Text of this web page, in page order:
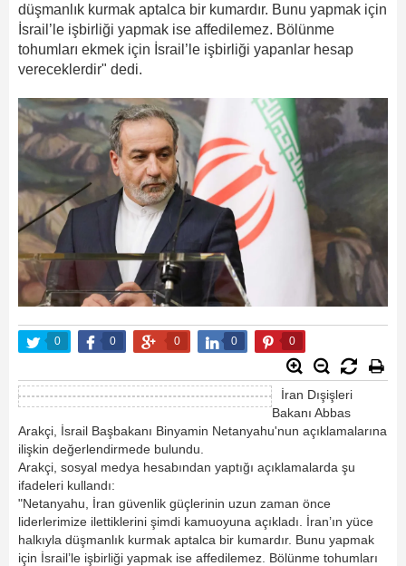
düşmanlık kurmak aptalca bir kumardır. Bunu yapmak için
İsrail’le işbirliği yapmak ise affedilemez. Bölünme
tohumları ekmek için İsrail’le işbirliği yapanlar hesap
vereceklerdir" dedi.
0 0 0 0 0
İran Dışişleri
Bakanı Abbas
Arakçi, İsrail Başbakanı Binyamin Netanyahu'nun açıklamalarına
ilişkin değerlendirmede bulundu.
Arakçi, sosyal medya hesabından yaptığı açıklamalarda şu
ifadeleri kullandı:
"Netanyahu, İran güvenlik güçlerinin uzun zaman önce
liderlerimize ilettiklerini şimdi kamuoyuna açıkladı. İran’ın yüce
halkıyla düşmanlık kurmak aptalca bir kumardır. Bunu yapmak
için İsrail’le işbirliği yapmak ise affedilemez. Bölünme tohumları